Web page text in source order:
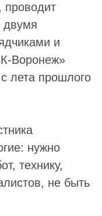
проводит
двумя
и
Воронеж»
с лета прошлого
нужно
технику,
не быть